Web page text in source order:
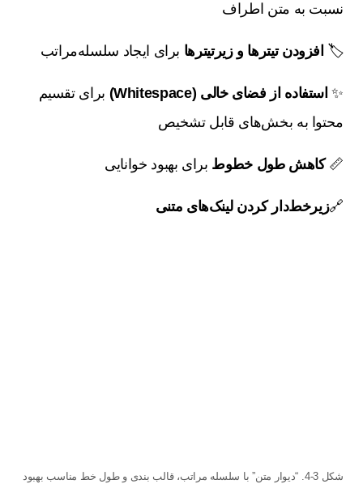
نسبت به متن اطراف
🏷️ افزودن تیترها و زیرتیترها برای ایجاد سلسله‌مراتب
✨ استفاده از فضای خالی (Whitespace)
برای تقسیم
محتوا به بخش‌های قابل تشخیص
📏کاهش طول خطوط برای بهبود خوانایی
🔗زیرخط‌دار کردن لینک‌های متنی
شکل 3-4. “دیوار متن” با سلسله مراتب، قالب بندی و طول خط مناسب بهبود